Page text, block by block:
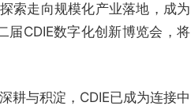
索走向规模化产业落地，成为
届CDIE数字化创新博览会，将
耕与积淀，CDIE已成为连接中